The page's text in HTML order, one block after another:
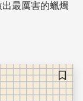
最厲害的蠟燭
儲存